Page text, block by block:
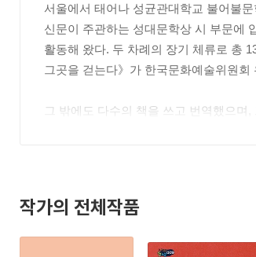
서울에서 태어나 성균관대학교 불어불
신문이 주관하는 성대문학상 시 부문에
활동해 왔다. 두 차례의 장기 체류로 총
그곳을 걷는다》가 한국문화예술위원
그 밖에도 다수의 책을 쓰고 번역했으
세이도 연재했다. 국립극장 명동예술극
작가의 전체작품